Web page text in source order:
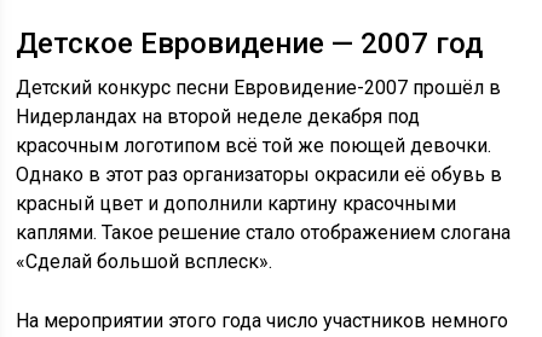
Детское Евровидение — 2007 год
Детский конкурс песни Евровидение-2007 прошёл в
Нидерландах на второй неделе декабря под
красочным логотипом всё той же поющей девочки.
Однако в этот раз организаторы окрасили её обувь в
красный цвет и дополнили картину красочными
каплями. Такое решение стало отображением слогана
«Сделай большой всплеск».
На мероприятии этого года число участников немного